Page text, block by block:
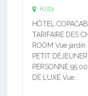
Kribi
HÔTEL
TARIFAIRE DES
ROOM Vue jardin
PETIT
PERSONNE
DE LUXE Vue…